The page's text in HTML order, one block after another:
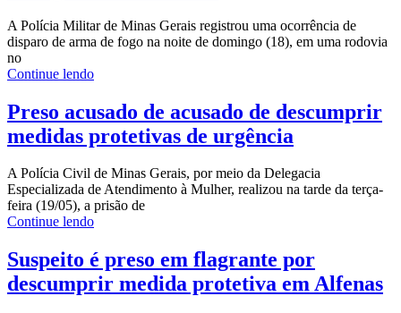
A Polícia Militar de Minas Gerais registrou uma ocorrência de
disparo de arma de fogo na noite de domingo (18), em uma rodovia
no
Continue lendo
Preso acusado de acusado de descumprir
medidas protetivas de urgência
A Polícia Civil de Minas Gerais, por meio da Delegacia
Especializada de Atendimento à Mulher, realizou na tarde da terça-
feira (19/05), a prisão de
Continue lendo
Suspeito é preso em flagrante por
descumprir medida protetiva em Alfenas